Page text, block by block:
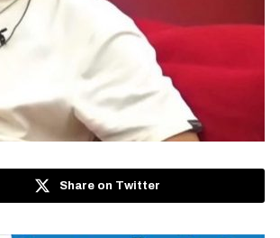
Share on Twitter